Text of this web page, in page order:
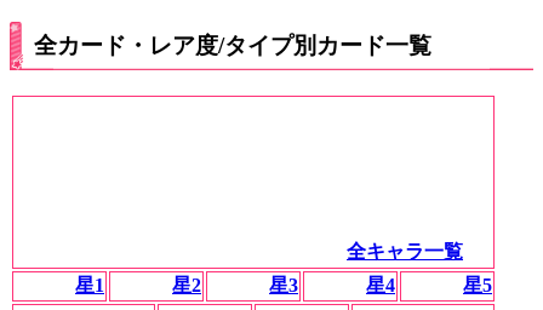
全カード・レア度/タイプ別カード一覧
全キャラ一覧
星1
星2 星3 星4 星5